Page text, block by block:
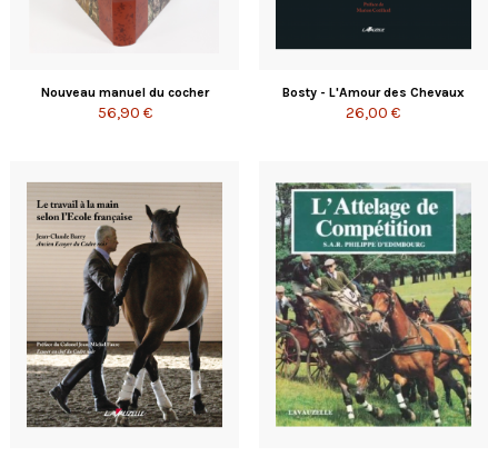
Nouveau manuel du cocher
56,90 €
Bosty - L'Amour des Chevaux
26,00 €